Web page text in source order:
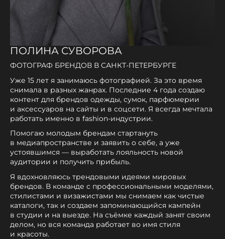
ПОЛИНА СУВОРОВА
ФОТОГРАФ БРЕНДОВ В САНКТ-ПЕТЕРБУРГЕ
Уже 15 лет я занимаюсь фотографией. За это время
снимала в разных жанрах. Последние 4 года создаю
контент для брендов одежды, сумок, парфюмерии
и аксессуаров на сайты и в соцсети. Я всегда мечтала
работать именно в fаshion-индустрии.
Помогаю молодым брендам стартануть
в медиапространстве и заявить о себе, а уже
устоявшимся — выработать лояльность новой
аудитории и получить прибыль.
Я вдохновляюсь трендовыми идеями мировых
брендов. В команде с профессиональными моделями,
стилистами и визажистами мы снимаем как чистые
каталоги, так и создаем запоминающийся кампейн
в студии и на выезде. На съёмке каждый занят своим
делом, но вся команда работает во имя стиля
и красоты.